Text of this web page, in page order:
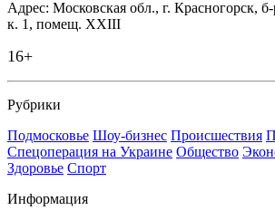
Адрес: Московская обл., г. Красногорск,
к. 1, помещ. XXIII
16+
Рубрики
Подмосковье Шоу-бизнес Происшествия
Спецоперация на Украине Общество
Здоровье Спорт
Информация